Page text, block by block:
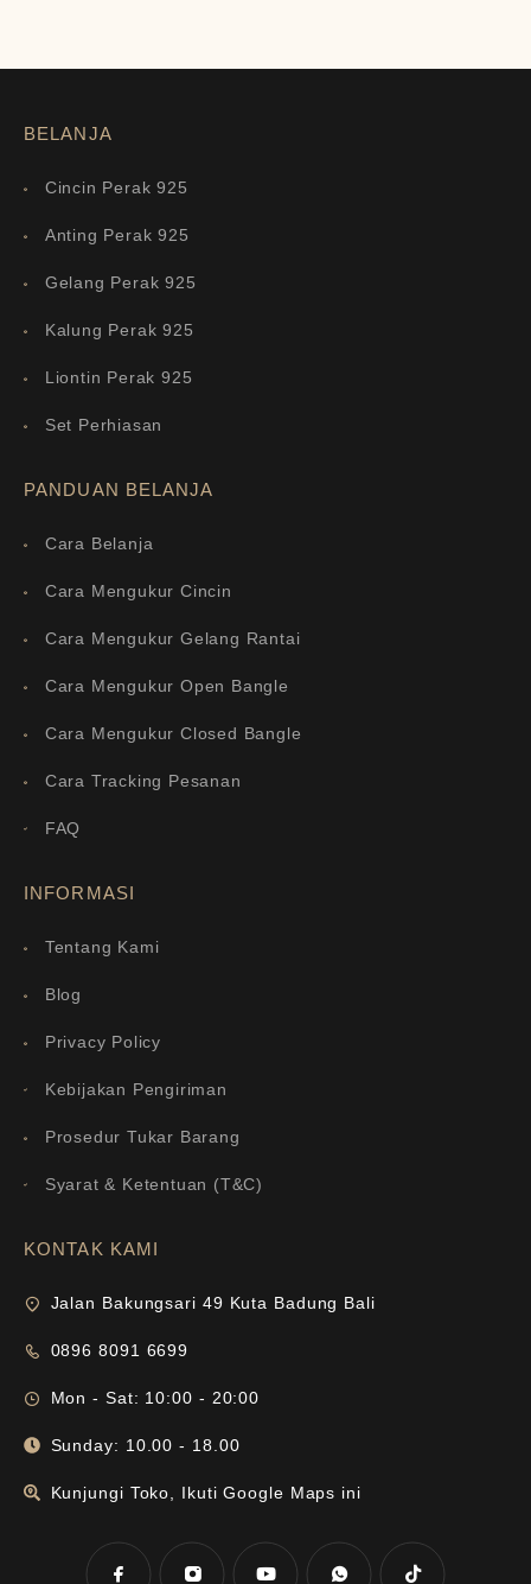
BELANJA
Cincin Perak 925
Anting Perak 925
Gelang Perak 925
Kalung Perak 925
Liontin Perak 925
Set Perhiasan
PANDUAN BELANJA
Cara Belanja
Cara Mengukur Cincin
Cara Mengukur Gelang Rantai
Cara Mengukur Open Bangle
Cara Mengukur Closed Bangle
Cara Tracking Pesanan
FAQ
INFORMASI
Tentang Kami
Blog
Privacy Policy
Kebijakan Pengiriman
Prosedur Tukar Barang
Syarat & Ketentuan (T&C)
KONTAK KAMI
Jalan Bakungsari 49 Kuta Badung Bali
0896 8091 6699
Mon - Sat: 10:00 - 20:00
Sunday: 10.00 - 18.00
Kunjungi Toko, Ikuti Google Maps ini